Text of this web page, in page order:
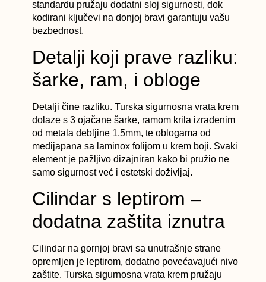
standardu pružaju dodatni sloj sigurnosti, dok
kodirani ključevi na donjoj bravi garantuju vašu
bezbednost.
Detalji koji prave razliku:
šarke, ram, i obloge
Detalji čine razliku. Turska sigurnosna vrata krem
dolaze s 3 ojačane šarke, ramom krila izrađenim
od metala debljine 1,5mm, te oblogama od
medijapana sa laminox folijom u krem boji. Svaki
element je pažljivo dizajniran kako bi pružio ne
samo sigurnost već i estetski doživljaj.
Cilindar s leptirom –
dodatna zaštita iznutra
Cilindar na gornjoj bravi sa unutrašnje strane
opremljen je leptirom, dodatno povećavajući nivo
zaštite. Turska sigurnosna vrata krem pružaju